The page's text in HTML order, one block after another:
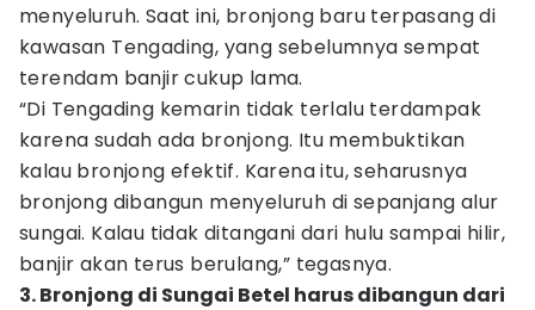
menyeluruh. Saat ini, bronjong baru terpasang di
kawasan Tengading, yang sebelumnya sempat
terendam banjir cukup lama.
“Di Tengading kemarin tidak terlalu terdampak
karena sudah ada bronjong. Itu membuktikan
kalau bronjong efektif. Karena itu, seharusnya
bronjong dibangun menyeluruh di sepanjang alur
sungai. Kalau tidak ditangani dari hulu sampai hilir,
banjir akan terus berulang,” tegasnya.
3. Bronjong di Sungai Betel harus dibangun dari